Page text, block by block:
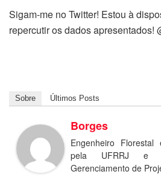
Sigam-me no Twitter! Estou à
repercutir os dados apresentados!
Sobre Últimos Posts
Borges
Engenheiro
pela UFRRJ e
Gerenciamento de